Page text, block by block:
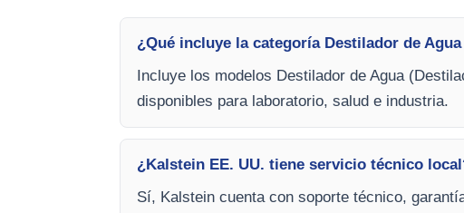
¿Qué incluye la categoría Destilador de
Incluye los modelos Destilador de Agua
disponibles para laboratorio, salud e industria.
¿Kalstein EE. UU. tiene servicio técnico
Sí, Kalstein cuenta con soporte técnico,